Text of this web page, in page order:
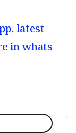
,latest
in whats